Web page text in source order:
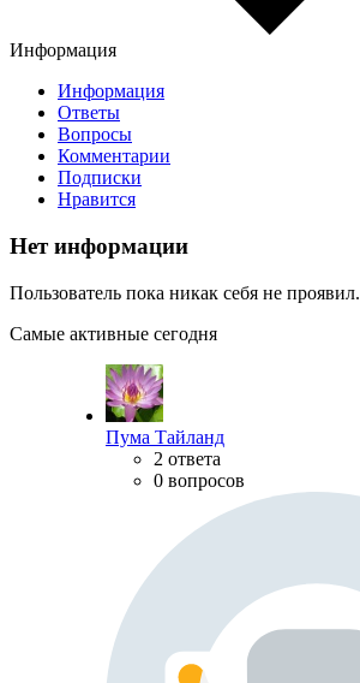
Информация
Информация
Ответы
Вопросы
Комментарии
Подписки
Нравится
Нет информации
Пользователь пока никак себя не проявил.
Самые активные сегодня
Пума Тайланд
2 ответа
0 вопросов